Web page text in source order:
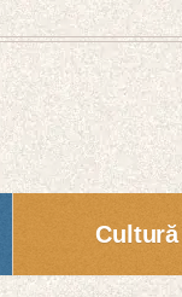
Cultură